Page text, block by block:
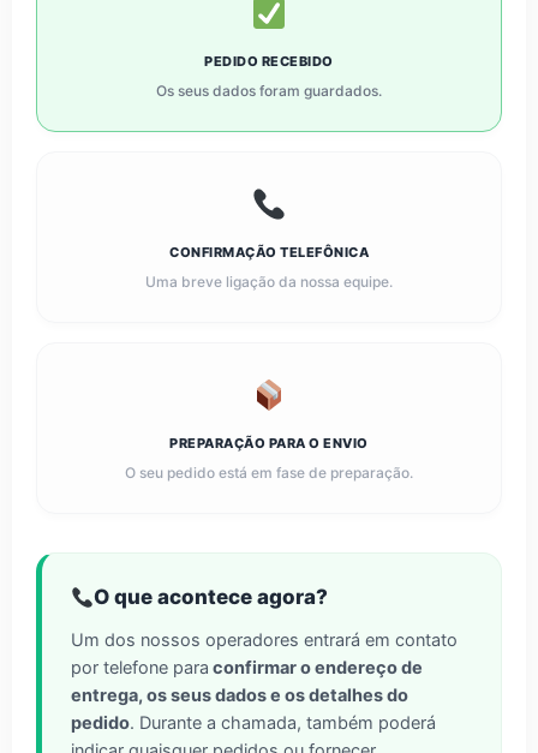
PEDIDO RECEBIDO
Os seus dados foram guardados.
CONFIRMAÇÃO TELEFÔNICA
Uma breve ligação da nossa equipe.
PREPARAÇÃO PARA O ENVIO
O seu pedido está em fase de preparação.
O que acontece agora?
Um dos nossos operadores entrará em contato
por telefone para confirmar o endereço de
entrega, os seus dados e os detalhes do
pedido. Durante a chamada, também poderá